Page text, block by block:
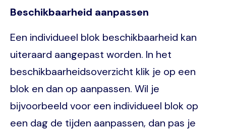
Beschikbaarheid aanpassen
Een individueel blok beschikbaarheid kan
uiteraard aangepast worden. In het
beschikbaarheidsoverzicht klik je op een
blok en dan op aanpassen. Wil je
bijvoorbeeld voor een individueel blok op
een dag de tijden aanpassen, dan pas je